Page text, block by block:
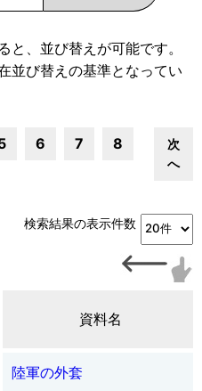
、並び替えが可能です。
並び替えの基準となってい
6 7 8
次
へ
検索結果の表示件数
資料名
陸軍の外套